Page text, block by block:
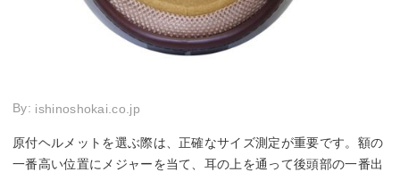
By: ishinoshokai.co.jp
原付ヘルメットを選ぶ際は、正確なサイズ測定が重要です。額の
一番高い位置にメジャーを当て、耳の上を通って後頭部の一番出